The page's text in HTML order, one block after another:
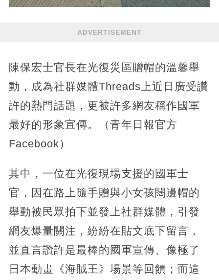
ADVERTISEMENT
陳保宏士官長在光復災區贈帽的溫馨舉
動，成為社群媒體Threads上近日廣受讚
許的熱門話題，更被許多網友稱作國軍
最好的形象宣傳。（青年日報官方
Facebook）
其中，一位在光復現場支援的國軍士
官，因在路上隨手贈與小女孩闊邊帽的
舉動被民眾拍下並發上社群媒體，引發
網友爆量關注，紛紛在貼文底下留言，
並直言讚許是最棒的國軍宣傳、像極了
日本動畫《海賊王》場景等回饋；而這